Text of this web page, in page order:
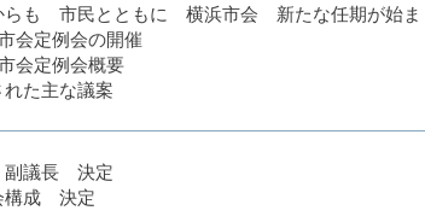
らも 市民とともに 横浜市会 新たな任期が始ま
会定例会の開催
会定例会概要
た主な議案
副議長 決定
構成 決定